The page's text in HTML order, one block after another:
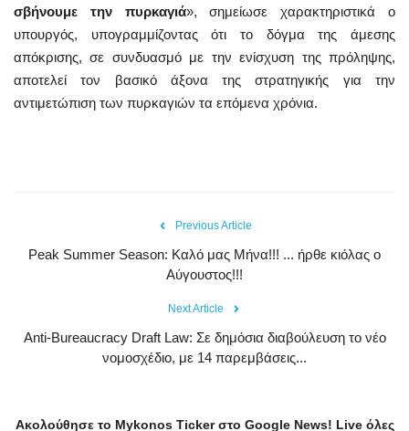
σβήνουμε την πυρκαγιά», σημείωσε χαρακτηριστικά ο
υπουργός, υπογραμμίζοντας ότι το δόγμα της άμεσης
απόκρισης, σε συνδυασμό με την ενίσχυση της πρόληψης,
αποτελεί τον βασικό άξονα της στρατηγικής για την
αντιμετώπιση των πυρκαγιών τα επόμενα χρόνια.
Previous Article
Peak Summer Season: Kαλό μας Μήνα!!! ... ήρθε κιόλας ο
Αύγουστος!!!
Next Article
Anti-Bureaucracy Draft Law: Σε δημόσια διαβούλευση το νέο
νομοσχέδιο, με 14 παρεμβάσεις...
Ακολούθησε το Mykonos Tickerστο Google News! Liveόλες